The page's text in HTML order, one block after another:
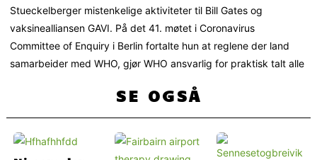
Stueckelberger mistenkelige aktiviteter til Bill Gates og
vaksinealliansen GAVI. På det 41. møtet i Coronavirus
Committee of Enquiry i Berlin fortalte hun at reglene der land
samarbeider med WHO, gjør WHO ansvarlig for praktisk talt alle
SE OGSÅ